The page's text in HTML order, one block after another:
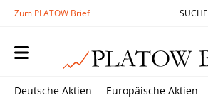
Zum PLATOW Brief SUCHE
Deutsche Aktien Europäische Aktien